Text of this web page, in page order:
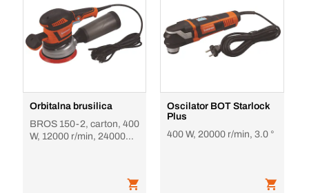
Orbitalna brusilica
BROS 150-2, carton, 400
W, 12000 r/min, 24000
Oscilator BOT Starlock
Plus
400 W, 20000 r/min, 3.0 °